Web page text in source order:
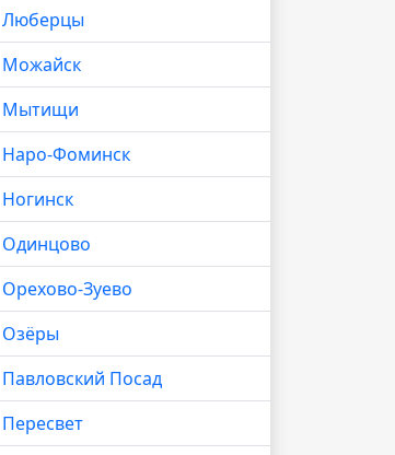
Люберцы
Можайск
Мытищи
Наро-Фоминск
Ногинск
Одинцово
Орехово-Зуево
Озёры
Павловский Посад
Пересвет